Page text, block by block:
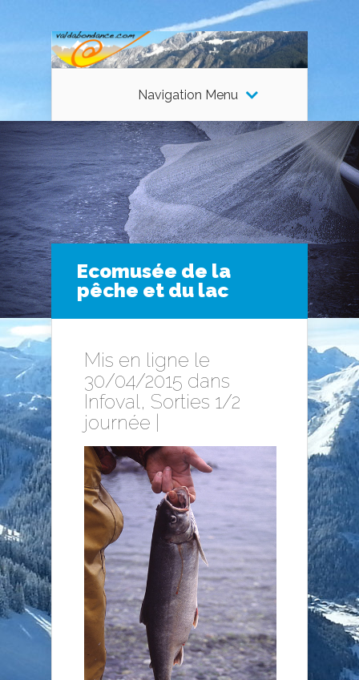
Navigation Menu
Ecomusée de la
pêche et du lac
Mis en ligne le
30/04/2015 dans
Infoval , Sorties 1/2
journée